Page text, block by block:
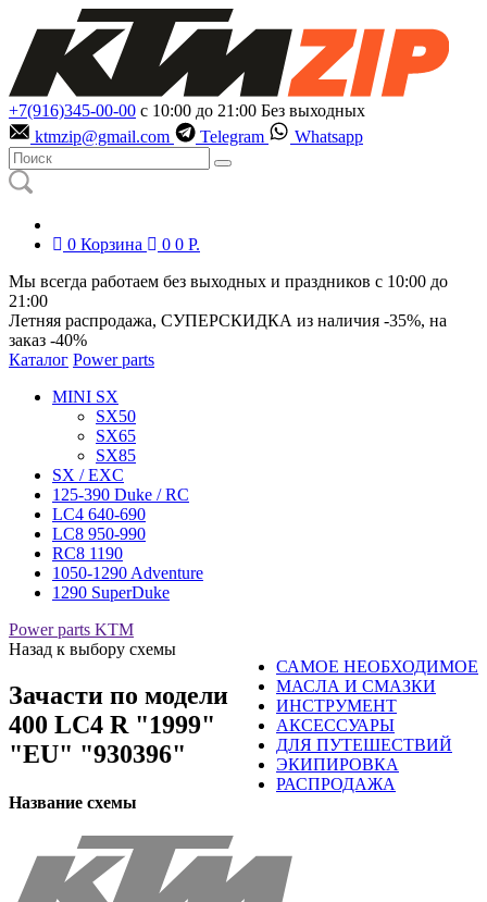
+7(916)345-00-00 с 10:00 до 21:00 Без выходных
ktmzip@gmail.com
Telegram Whatsapp
0 Корзина 0 0 Р.
Мы всегда работаем без выходных и праздников с 10:00 до
21:00
Летняя распродажа, СУПЕРСКИДКА из наличия -35%, на
заказ -40%
Каталог Power parts
MINI SX
SX50
SX65
SX85
SX / EXC
125-390 Duke / RC
LC4 640-690
LC8 950-990
RC8 1190
1050-1290 Adventure
1290 SuperDuke
Power parts KTM
САМОЕ НЕОБХОДИМОЕ
МАСЛА И СМАЗКИ
ИНСТРУМЕНТ
АКСЕССУАРЫ
ДЛЯ ПУТЕШЕСТВИЙ
ЭКИПИРОВКА
РАСПРОДАЖА
Назад к выбору схемы
Зачасти по модели
400 LC4 R "1999"
"EU" "930396"
Название схемы